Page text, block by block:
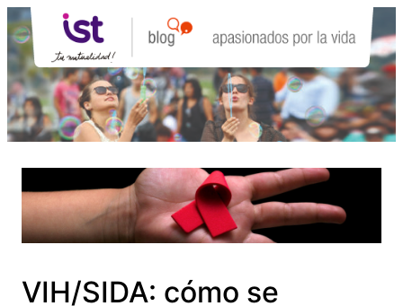
Saltar
al
contenido
VIH/SIDA: cómo se